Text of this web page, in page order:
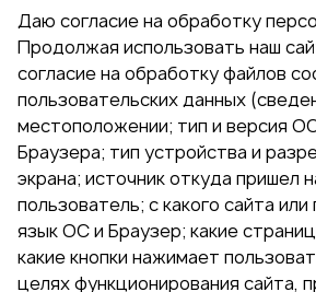
Даю согласие на обработку
Продолжая использовать наш
согласие на обработку файлов
пользовательских данных
местоположении; тип и версия
Браузера; тип устройства и
экрана; источник откуда пришел
пользователь; с какого сайта
язык ОС и Браузер; какие
какие кнопки нажимает
целях функционирования сайта,